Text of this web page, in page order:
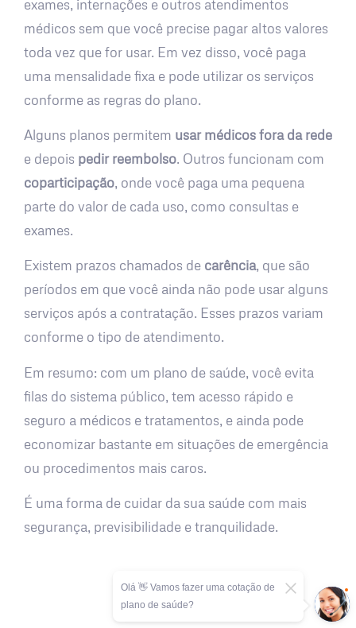
exames, internações e outros atendimentos
médicos sem que você precise pagar altos valores
toda vez que for usar. Em vez disso, você paga
uma mensalidade fixa e pode utilizar os serviços
conforme as regras do plano.
Alguns planos permitem usar médicos fora da rede
e depois pedir reembolso. Outros funcionam com
coparticipação, onde você paga uma pequena
parte do valor de cada uso, como consultas e
exames.
Existem prazos chamados de carência, que são
períodos em que você ainda não pode usar alguns
serviços após a contratação. Esses prazos variam
conforme o tipo de atendimento.
Em resumo: com um plano de saúde, você evita
filas do sistema público, tem acesso rápido e
seguro a médicos e tratamentos, e ainda pode
economizar bastante em situações de emergência
ou procedimentos mais caros.
É uma forma de cuidar da sua saúde com mais
segurança, previsibilidade e tranquilidade.
Olá 👋 Vamos fazer uma cotação de
plano de saúde?